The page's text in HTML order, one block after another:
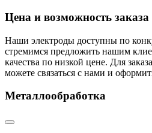
Цена и возможность заказа
Наши электроды доступны по
стремимся предложить нашим
качества по низкой цене. Для
можете связаться с нами и
Металлообработка